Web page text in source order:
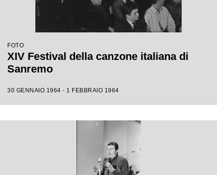
FOTO
XIV Festival della canzone italiana di
Sanremo
30 GENNAIO 1964 - 1 FEBBRAIO 1964